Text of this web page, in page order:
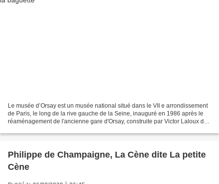
Le musée d’Orsay est un musée national situé dans le VII e arrondissement
de Paris, le long de la rive gauche de la Seine, inauguré en 1986 après le
réaménagement de l'ancienne gare d'Orsay, construite par Victor Laloux de
Philippe de Champaigne, La Cène dite La petite
Cène